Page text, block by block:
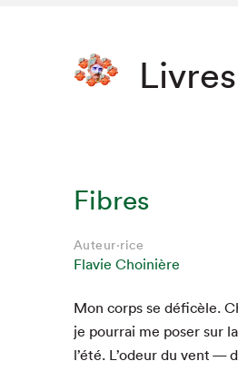
Fibres
Auteur·rice
Flavie Choinière
Mon corps se déficèle.
je pour­rai me pos­er sur
l’été. L’odeur du vent —